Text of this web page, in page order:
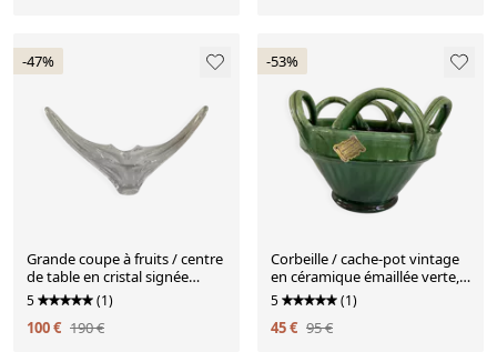
-47%
Grande coupe à fruits / centre
de table en cristal signée
Sèvres
5 (1)
100 € 190 €
-53%
Corbeille / cache-pot vintage
en céramique émaillée verte,
Meyssac
5 (1)
45 € 95 €